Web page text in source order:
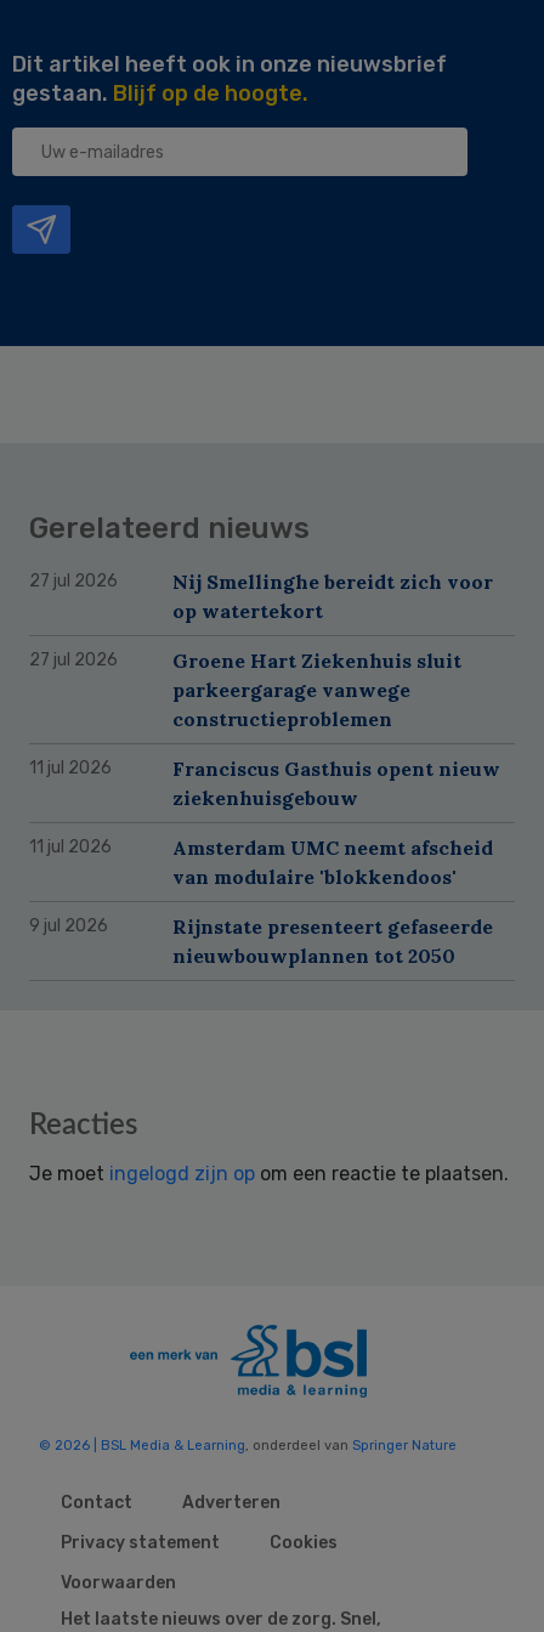
Dit artikel heeft ook in onze nieuwsbrief
gestaan. Blijf op de hoogte.
Uw
Gerelateerd nieuws
27 jul 2026
Nij Smellinghe bereidt zich voor
op watertekort
27 jul 2026
Groene Hart Ziekenhuis sluit
parkeergarage vanwege
constructieproblemen
11 jul 2026
Franciscus Gasthuis opent nieuw
ziekenhuisgebouw
11 jul 2026
Amsterdam UMC neemt afscheid
van modulaire 'blokkendoos'
9 jul 2026
Rijnstate presenteert gefaseerde
nieuwbouwplannen tot 2050
Reader
Reacties
Je moet ingelogd zijn op om een reactie te plaatsen.
© 2026 | BSL Media & Learning, onderdeel van Springer Nature
Contact
Adverteren
Privacy statement
Cookies
Voorwaarden
Het laatste nieuws over de zorg. Snel,